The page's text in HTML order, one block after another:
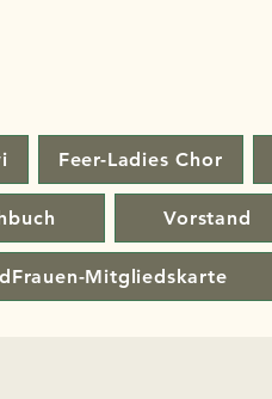
Feer-Ladies Chor
Vorstand
Mitgliedskarte